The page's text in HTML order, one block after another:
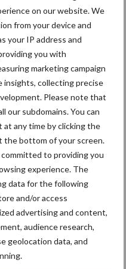
on our website. We
from your device and
your IP address and
you with
marketing campaign
insights, collecting precise
Please note that
our subdomains. You can
any time by clicking the
the bottom of your screen.
to providing you
experience. The
data for the following
and/or access
advertising and content,
audience research,
geolocation data, and
te houden voor de
oplossingen nodig.
stikstofaanpak
18 procent
nieuwe
bekend en
in